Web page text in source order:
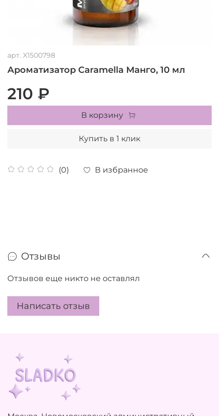
арт. X1500798
Ароматизатор Caramella Манго, 10 мл
(0) В избранное
210 ₽
В корзину
Купить в 1 клик
Отзывы
Отзывов еще никто не оставлял
Написать отзыв